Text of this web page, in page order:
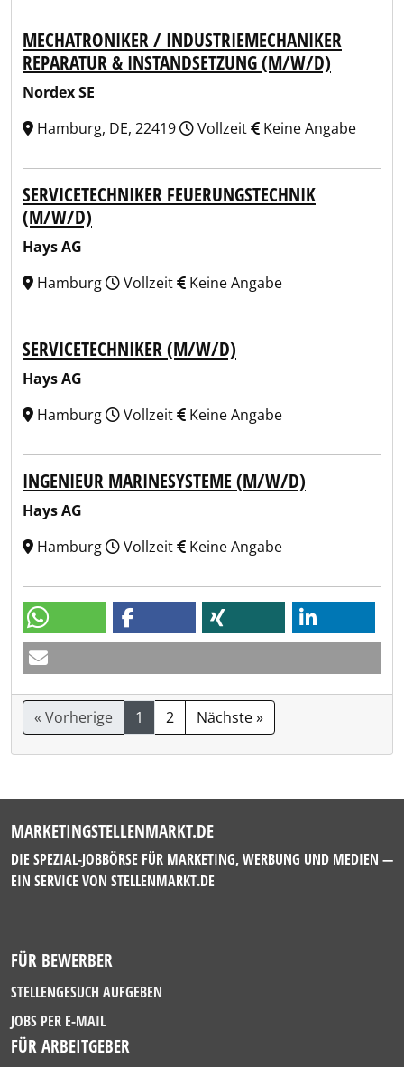
MECHATRONIKER / INDUSTRIEMECHANIKER
REPARATUR & INSTANDSETZUNG (M/W/D)
Nordex SE
Hamburg, DE, 22419
Vollzeit Keine Angabe
SERVICETECHNIKER FEUERUNGSTECHNIK
(M/W/D)
Hays AG
Hamburg
Vollzeit Keine Angabe
SERVICETECHNIKER (M/W/D)
Hays AG
Hamburg
Vollzeit Keine Angabe
INGENIEUR MARINESYSTEME (M/W/D)
Hays AG
Hamburg
Vollzeit Keine Angabe
« Vorherige 1 2 Nächste »
MARKETINGSTELLENMARKT.DE
DIE SPEZIAL-JOBBÖRSE FÜR MARKETING, WERBUNG UND MEDIEN —
EIN SERVICE VON STELLENMARKT.DE
FÜR BEWERBER
STELLENGESUCH AUFGEBEN
JOBS PER E-MAIL
FÜR ARBEITGEBER